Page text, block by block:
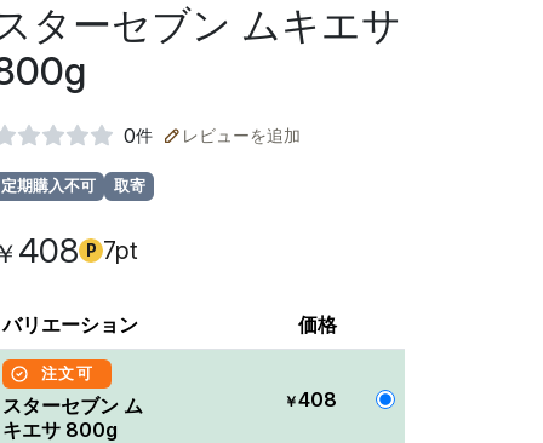
ターセブン ムキエサ
0件 レビューを追加
定期購入不可 取寄
￥ 408 P 7pt
バリエーション 価格
注文可
スターセブン ム
キエサ 800g
￥408